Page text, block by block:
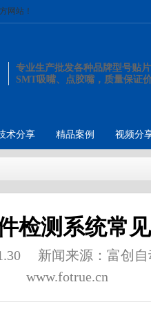
网站！
专业生产批发各种品牌型号贴
SMT吸嘴、点胶嘴，质量保证
术分享 精品案例 视频分
检测系统常
新闻来源：富创
www.fotrue.cn